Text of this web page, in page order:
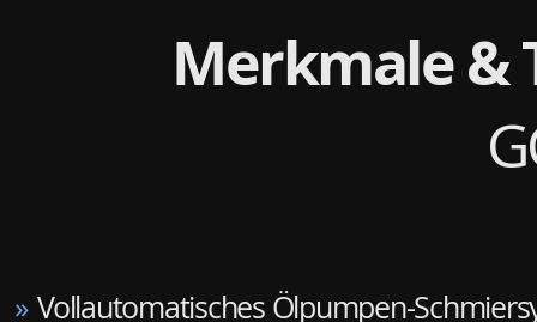
Merkmale &
» Vollautomatisches Ölpumpen-